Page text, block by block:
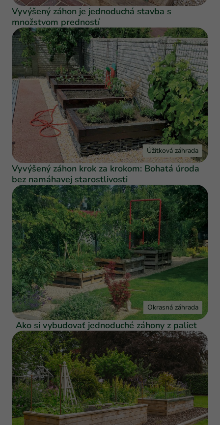
Vyvýšený záhon je jednoduchá stavba s
množstvom predností
Úžitková záhrada
Vyvýšený záhon krok za krokom: Bohatá úroda
bez namáhavej starostlivosti
Okrasná záhrada
Ako si vybudovať jednoduché záhony z paliet